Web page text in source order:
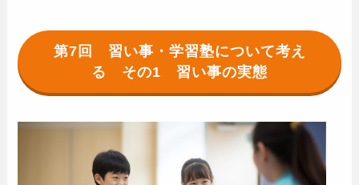
第7回 習い事・学習塾について考え
る その1 習い事の実態